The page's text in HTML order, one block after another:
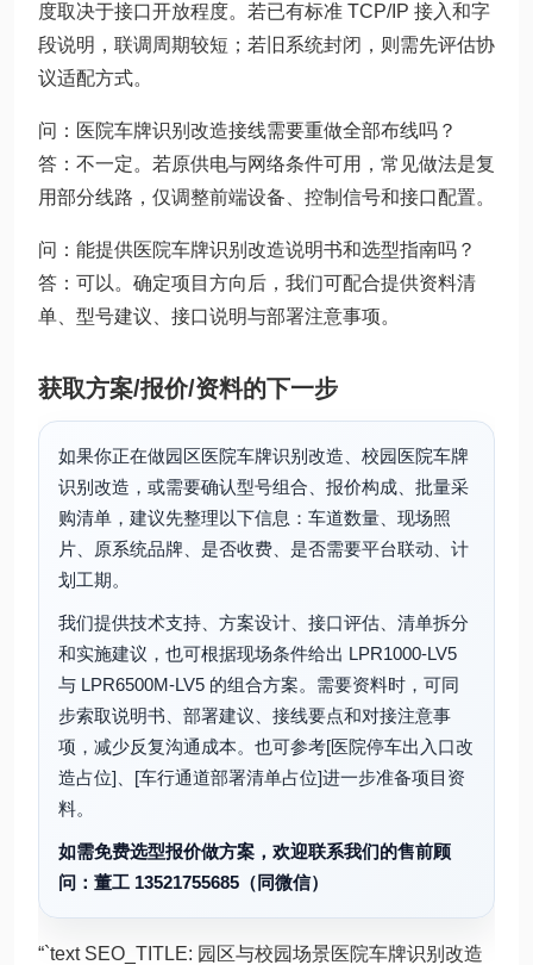
度取决于接口开放程度。若已有标准 TCP/IP 接入和字
段说明，联调周期较短；若旧系统封闭，则需先评估协
议适配方式。
问：医院车牌识别改造接线需要重做全部布线吗？
答：不一定。若原供电与网络条件可用，常见做法是复
用部分线路，仅调整前端设备、控制信号和接口配置。
问：能提供医院车牌识别改造说明书和选型指南吗？
答：可以。确定项目方向后，我们可配合提供资料清
单、型号建议、接口说明与部署注意事项。
获取方案/报价/资料的下一步
如果你正在做园区医院车牌识别改造、校园医院车牌
识别改造，或需要确认型号组合、报价构成、批量采
购清单，建议先整理以下信息：车道数量、现场照
片、原系统品牌、是否收费、是否需要平台联动、计
划工期。
我们提供技术支持、方案设计、接口评估、清单拆分
和实施建议，也可根据现场条件给出 LPR1000-LV5
与 LPR6500M-LV5 的组合方案。需要资料时，可同
步索取说明书、部署建议、接线要点和对接注意事
项，减少反复沟通成本。也可参考[医院停车出入口改
造占位]、[车行通道部署清单占位]进一步准备项目资
料。
如需免费选型报价做方案，欢迎联系我们的售前顾
问：董工 13521755685（同微信）
“`text SEO_TITLE: 园区与校园场景医院车牌识别改造